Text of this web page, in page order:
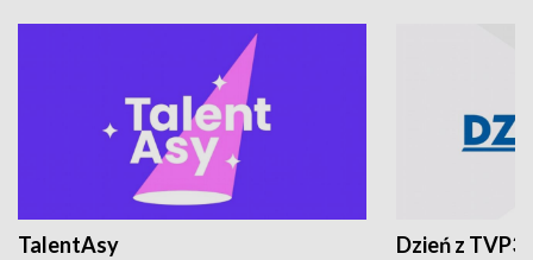
TalentAsy Dzień z TVP3